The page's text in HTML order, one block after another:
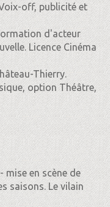
off, publicité et
d'acteur
Licence Cinéma
Thierry.
option Théâtre,
mise en scène de
saisons. Le vilain